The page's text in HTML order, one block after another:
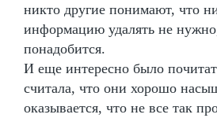
никто другие понимают, что
информацию удалять не
понадобится.
И еще интересно было
считала, что они хорошо
оказывается, что не все так